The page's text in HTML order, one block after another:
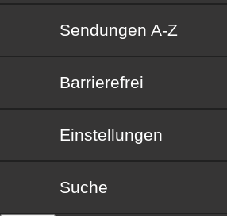
Sendungen von A bis Z
Sendungen A-Z
Barrierefrei
Barrierefrei
Einstellungen
Suche